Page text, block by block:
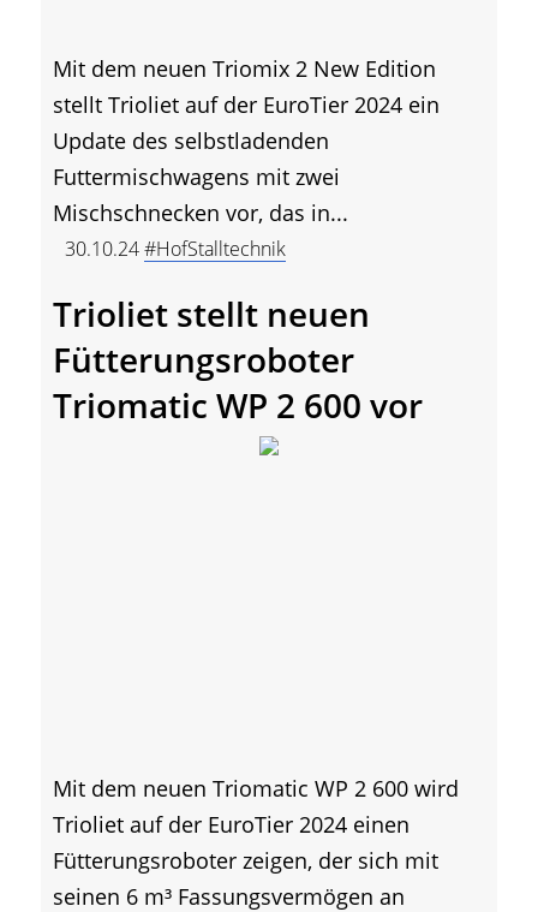
Mit dem neuen Triomix 2 New Edition
stellt Trioliet auf der EuroTier 2024 ein
Update des selbstladenden
Futtermischwagens mit zwei
Mischschnecken vor, das in...
30.10.24#HofStalltechnik
Trioliet stellt neuen
Fütterungsroboter
Triomatic WP 2 600 vor
Mit dem neuen Triomatic WP 2 600 wird
Trioliet auf der EuroTier 2024 einen
Fütterungsroboter zeigen, der sich mit
seinen 6 m³ Fassungsvermögen an